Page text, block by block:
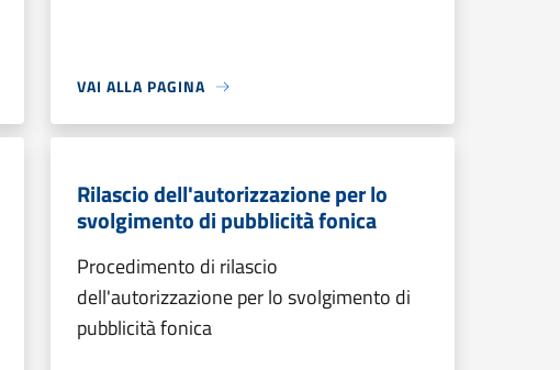
VAI ALLA PAGINA
Rilascio dell'autorizzazione per lo
svolgimento di pubblicità fonica
Procedimento di rilascio
dell'autorizzazione per lo svolgimento di
pubblicità fonica